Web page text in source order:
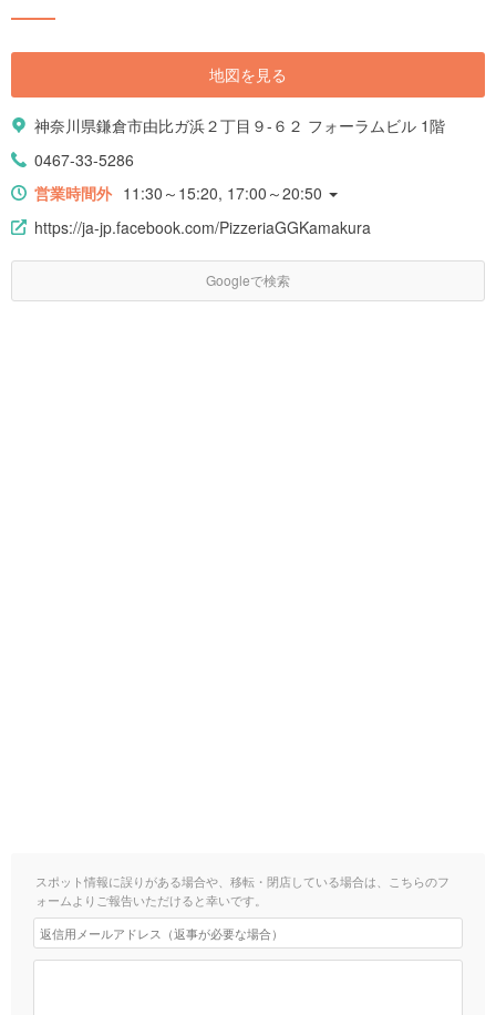
地図を見る
神奈川県鎌倉市由比ガ浜２丁目９-６２ フォーラムビル 1階
0467-33-5286
営業時間外 11:30～15:20, 17:00～20:50
https://ja-jp.facebook.com/PizzeriaGGKamakura
Googleで検索
スポット情報に誤りがある場合や、移転・閉店している場合は、こちらのフ
ォームよりご報告いただけると幸いです。